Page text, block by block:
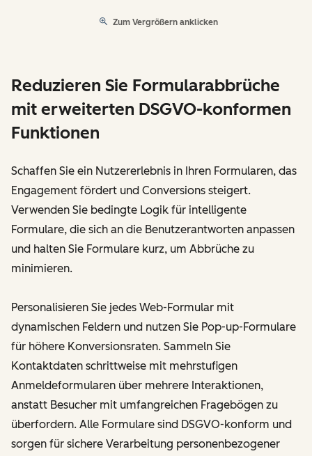
Zum Vergrößern anklicken
Reduzieren Sie Formularabbrüche
mit erweiterten DSGVO-konformen
Funktionen
Schaffen Sie ein Nutzererlebnis in Ihren Formularen, das
Engagement fördert und Conversions steigert.
Verwenden Sie bedingte Logik für intelligente
Formulare, die sich an die Benutzerantworten anpassen
und halten Sie Formulare kurz, um Abbrüche zu
minimieren.
Personalisieren Sie jedes Web-Formular mit
dynamischen Feldern und nutzen Sie Pop-up-Formulare
für höhere Konversionsraten. Sammeln Sie
Kontaktdaten schrittweise mit mehrstufigen
Anmeldeformularen über mehrere Interaktionen,
anstatt Besucher mit umfangreichen Fragebögen zu
überfordern. Alle Formulare sind DSGVO-konform und
sorgen für sichere Verarbeitung personenbezogener